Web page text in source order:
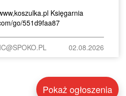
Księgarnia
go/551d9faa87
02.08.2026
Pokaż ogłoszenia